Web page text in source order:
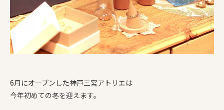
6月にオープンした神戸三宮アトリエは
今年初めての冬を迎えます。